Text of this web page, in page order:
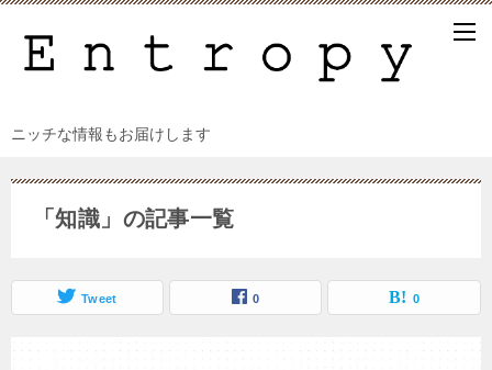
ニッチな情報もお届けします
「知識」の記事一覧
Tweet 0 0